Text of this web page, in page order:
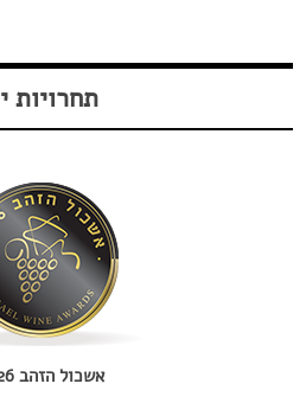
תחרויות
אשכול הזהב 2026